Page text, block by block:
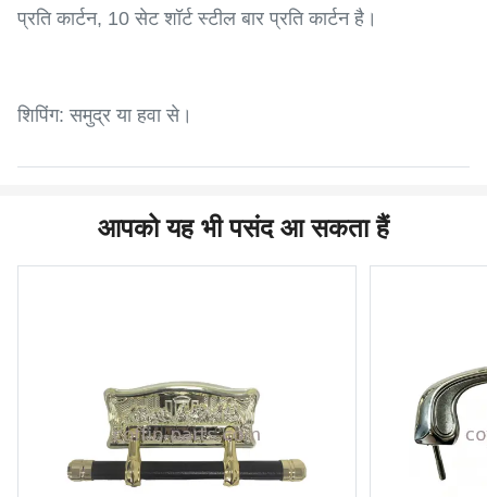
प्रति कार्टन, 10 सेट शॉर्ट स्टील बार प्रति कार्टन है।
शिपिंग: समुद्र या हवा से।
आपको यह भी पसंद आ सकता हैं